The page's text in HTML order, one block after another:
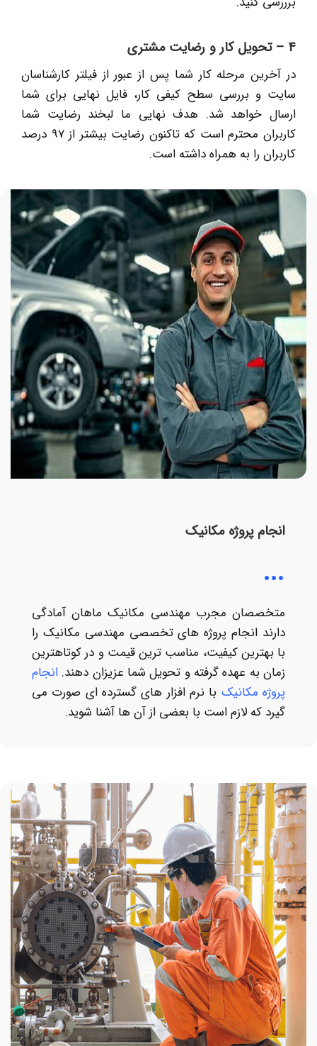
4 – تحویل کار و رضایت مشتری
در آخرین مرحله کار شما پس از عبور از فیلتر کارشناسان
سایت و بررسی سطح کیفی کار، فایل نهایی برای شما
ارسال خواهد شد. هدف نهایی ما لبخند رضایت شما
کاربران محترم است که تاکنون رضایت بیشتر از 97 درصد
کاربران را به همراه داشته است.
انجام پروژه مکانیک
متخصصان مجرب مهندسی مکانیک ماهان آمادگی
دارند انجام پروژه های تخصصی مهندسی مکانیک را
با بهترين کيفيت، مناسب ترين قيمت و در کوتاهترين
زمان به عهده گرفته و تحويل شما عزيزان دهند. انجام
پروژه مکانیک با نرم افزار های گسترده ای صورت می
گیرد که لازم است با بعضی از آن ها آشنا شوید.